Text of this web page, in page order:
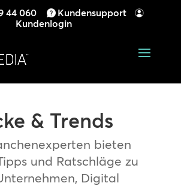
44 060
Kundensupport
Kundenlogin
& Trends
bieten
und Ratschläge zu
Digital